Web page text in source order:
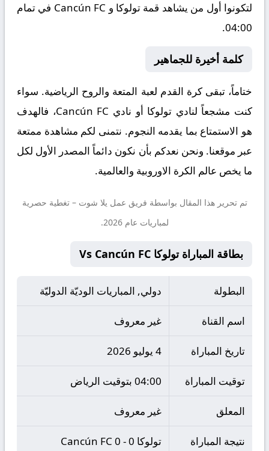
لتكونوا أول من يشاهد قمة تولوكا و Cancún FC في تمام
04:00.
كلمة أخيرة للجماهير
ختاماً، تبقى كرة القدم لعبة المتعة والروح الرياضية. سواء
كنت مشجعاً لنادي تولوكا أو نادي Cancún FC، فالهدف
هو الاستمتاع بما يقدمه النجوم. نتمنى لكم مشاهدة ممتعة
عبر موقعنا. ونحن نعدكم بأن نكون دائماً المصدر الأول لكل
ما يخص عالم الكرة الاوروبية والعالمية.
تم تحرير هذا المقال بواسطة فريق عمل يلا شوت – تغطية حصرية
لمباريات عام 2026.
بطاقة المباراة تولوكا Vs Cancún FC
البطولة دولي, المباريات الوديّة الدوليّة
اسم القناة غير معروف
تاريخ المباراة 4 يوليو 2026
توقيت المباراة 04:00 بتوقيت الرياض
المعلق غير معروف
نتيجة المباراة تولوكا 0 - 0 Cancún FC